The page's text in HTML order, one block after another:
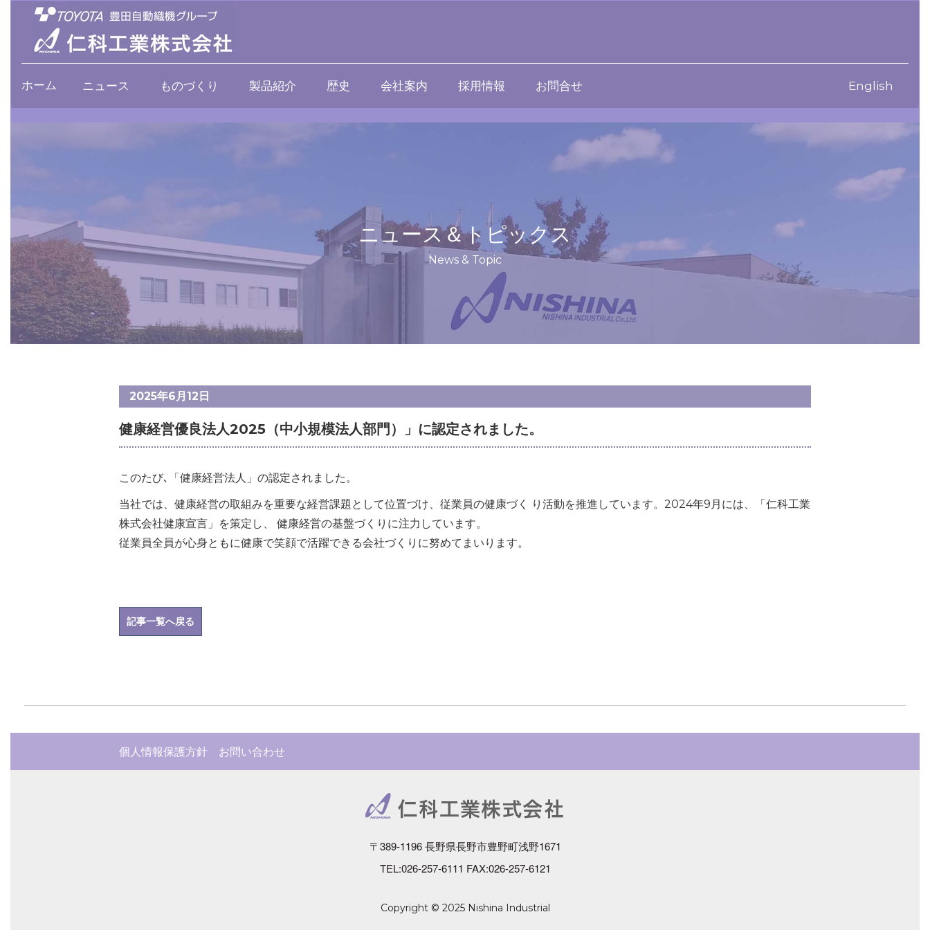
ホーム ニュース ものづくり 製品紹介 歴史 会社案内 採用情報 お問合せ English
ニュース＆トピックス
News & Topic
2025年6月12日
健康経営優良法人2025（中小規模法人部門）」に認定されました。
このたび､「健康経営法人」の認定されました。
当社では、健康経営の取組みを重要な経営課題として位置づけ、従業員の健康づく り活動を推進しています。2024年9月には、「仁科工業
株式会社健康宣言」を策定し、 健康経営の基盤づくりに注力しています。
従業員全員が心身ともに健康で笑顔で活躍できる会社づくりに努めてまいります。
記事一覧へ戻る
個人情報保護方針 お問い合わせ
〒389-1196 長野県長野市豊野町浅野1671
TEL:026-257-6111 FAX:026-257-6121
Copyright © 2025 Nishina Industrial